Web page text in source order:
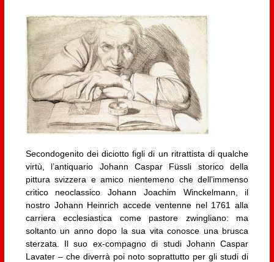
Secondogenito dei diciotto figli di un ritrattista di qualche
virtù, l’antiquario Johann Caspar Füssli storico della
pittura svizzera e amico nientemeno che dell’immenso
critico neoclassico Johann Joachim Winckelmann, il
nostro Johann Heinrich accede ventenne nel 1761 alla
carriera ecclesiastica come pastore zwingliano: ma
soltanto un anno dopo la sua vita conosce una brusca
sterzata. Il suo ex-compagno di studi Johann Caspar
Lavater – che diverrà poi noto soprattutto per gli studi di